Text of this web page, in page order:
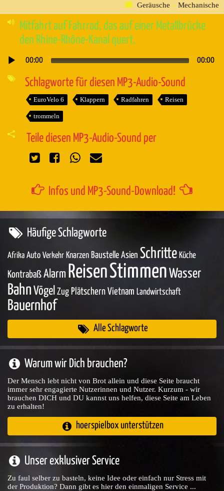
Geräusche » Mechanische
Mitfahrt auf Fahrrad, das auf einer Metallbrücke
den Rhine-Rhône-Kanal quert.
Audio-
00:00 00:00
Schlagworte für diesen MP3-Audio-Sound
EuroVelo 6 Klappern Radfahren Reisen
trommeln
Teile diesen MP3-Audio-Sound per
Infos und MP3-Sound-Download!
Häufige Schlagworte
Afrika Auto Verkehr Knarzen Baustelle Asien Schritte Küche
Kontrabaß Alarm ReisenStimmenWasser
Bahn Vögel Zug Plätschern Vietnam Landwirtschaft
Bauernhof
Alle Schlagworte
Warum wir Dich brauchen?
Der Mensch lebt nicht von Brot allein und diese Seite braucht
immer sehr engagierte Nutzerinnen und Nutzer. Kurzum - wir
brauchen DICH und DU kannst uns helfen, diese Seite am Leben
zu erhalten!
hoerspielbox unterstützen
Unser exklusiver Service
Zu faul selber zu basteln, keine Idee oder einfach nur Stress mit
der Produktion? Dann gibt es hier den einmaligen Service ...